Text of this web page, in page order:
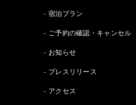
宿泊プラン
ご予約の確認・キャンセル
お知らせ
プレスリリース
アクセス